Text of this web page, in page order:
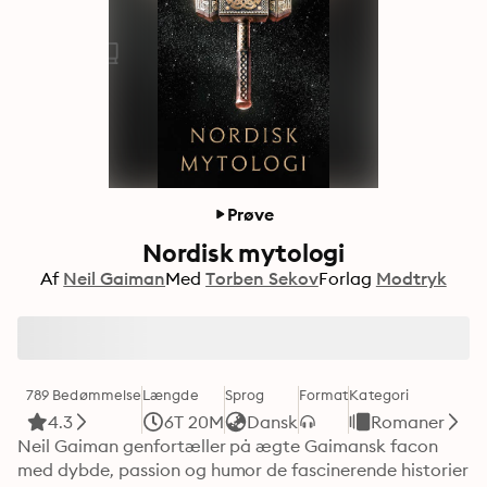
Prøve
Nordisk mytologi
Af Neil GaimanMed Torben SekovForlag Modtryk
789 Bedømmelse
4.3
Længde
6T 20M
Sprog
Dansk
FormatKategori
Romaner
Neil Gaiman genfortæller på ægte Gaimansk facon
med dybde, passion og humor de fascinerende historier